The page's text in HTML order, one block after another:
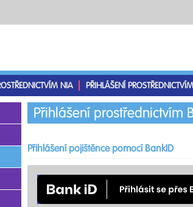
NIA PŘIHLÁŠENÍ
Přihlášení prostřednictvím
Přihlášení pojištěnce pomocí BankID